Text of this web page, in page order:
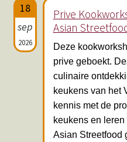
18
sep
2026
Prive
Asian
Deze
prive geboekt.
culinaire
keukens van het
kennis met de
keukens en
Asian Streetfood